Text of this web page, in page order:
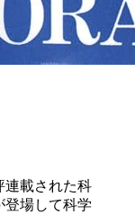
連載された科
登場して科学